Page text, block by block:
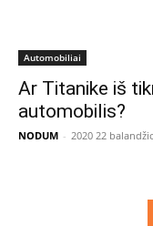
Automobiliai
Ar Titanike iš
automobilis?
NODUM - 2020 22